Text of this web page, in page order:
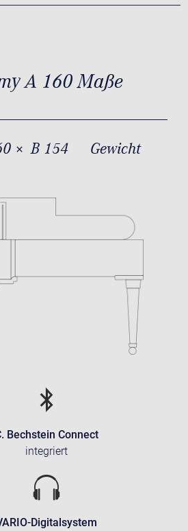
A 160 Maße
× B 154
Gewicht
Bechstein Connect
integriert
Digitalsystem